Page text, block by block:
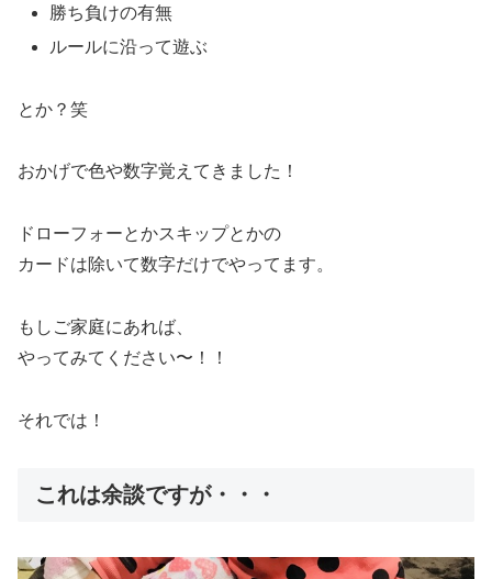
勝ち負けの有無
ルールに沿って遊ぶ
とか？笑
おかげで色や数字覚えてきました！
ドローフォーとかスキップとかの
カードは除いて数字だけでやってます。
もしご家庭にあれば、
やってみてください〜！！
それでは！
これは余談ですが・・・